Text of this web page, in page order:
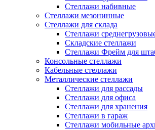
Стеллажи набивные
Стеллажи мезонинные
Стеллажи для склада
Стеллажи
Складские стеллажи
Стеллажи Фрейм для
Консольные стеллажи
Кабельные стеллажи
Металлические стеллажи
Стеллажи для рассады
Стеллажи для офиса
Стеллажи для хранения
Стеллажи в гараж
Стеллажи мобильные